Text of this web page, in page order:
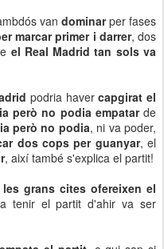
van dominarper fases
marcar primer i darrer, dos
el Real Madrid tan sols va
podria havercapgirat el
però no podia empatarde
però no podia, ni va poder,
dos cops per guanyar, el
, així també s'explica el partit!
grans cites ofereixen el
tenir el partit d'ahir va ser